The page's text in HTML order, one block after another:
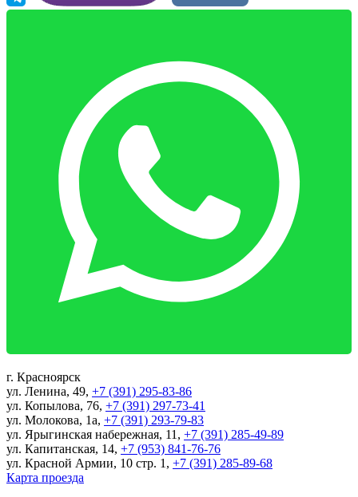
г. Красноярск
ул. Ленина, 49, +7 (391) 295-83-86
ул. Копылова, 76, +7 (391) 297-73-41
ул. Молокова, 1а, +7 (391) 293-79-83
ул. Ярыгинская набережная, 11 , +7 (391) 285-49-89
ул. Капитанская, 14, +7 (953) 841-76-76
ул. Красной Армии, 10 стр. 1 , +7 (391) 285-89-68
Карта проезда